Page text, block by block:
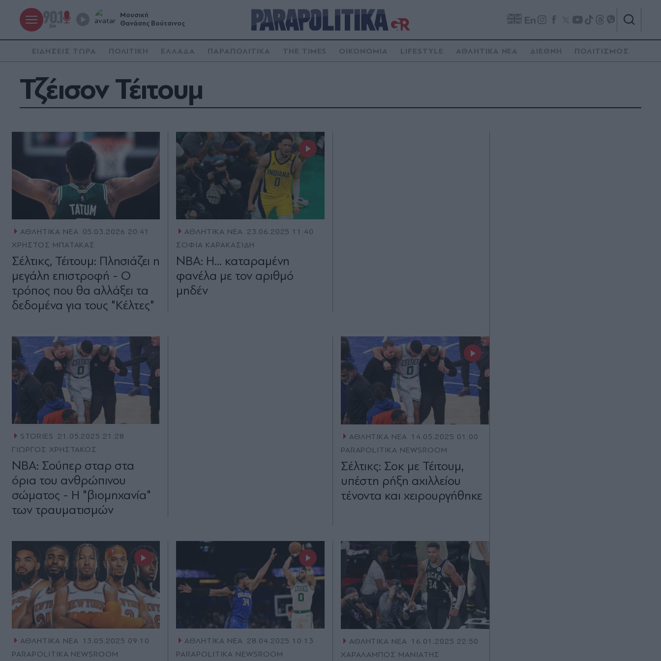
Μουσική
Θανάσης Βούτσινος
En
ΕΙΔΗΣΕΙΣ ΤΩΡΑ ΠΟΛΙΤΙΚΗ ΕΛΛΑΔΑ ΠΑΡΑΠΟΛΙΤΙΚΑ THE TIMES ΟΙΚΟΝΟΜΙΑ LIFESTYLE ΑΘΛΗΤΙΚΑ ΝΕΑ ΔΙΕΘΝΗ ΠΟΛΙΤΙΣΜΟΣ
Τζέισον Τέιτουμ
ΑΘΛΗΤΙΚΑ ΝΕΑ 05.03.2026 20:41
ΧΡΗΣΤΟΣ ΜΠΑΤΑΚΑΣ
Σέλτικς, Τέιτουμ: Πλησιάζει η
μεγάλη επιστροφή - Ο
τρόπος που θα αλλάξει τα
δεδομένα για τους "Κέλτες"
ΑΘΛΗΤΙΚΑ ΝΕΑ 23.06.2025 11:40
ΣΟΦΙΑ ΚΑΡΑΚΑΣΙΔΗ
NBA: Η... καταραμένη
φανέλα με τον αριθμό
μηδέν
STORIES
21.05.2025 21:28
ΓΙΩΡΓΟΣ ΧΡΗΣΤΑΚΟΣ
NBA: Σούπερ σταρ στα
όρια του ανθρώπινου
σώματος - H "βιομηχανία"
των τραυματισμών
ΑΘΛΗΤΙΚΑ ΝΕΑ 14.05.2025 01:00
PARAPOLITIKA NEWSROOM
Σέλτικς: Σοκ με Τέιτουμ,
υπέστη ρήξη αχιλλείου
τένοντα και χειρουργήθηκε
ΑΘΛΗΤΙΚΑ ΝΕΑ 13.05.2025 09:10
PARAPOLITIKA NEWSROOM
ΑΘΛΗΤΙΚΑ ΝΕΑ 28.04.2025 10:13
PARAPOLITIKA NEWSROOM
ΑΘΛΗΤΙΚΑ ΝΕΑ 16.01.2025 22:50
ΧΑΡΑΛΑΜΠΟΣ ΜΑΝΙΑΤΗΣ